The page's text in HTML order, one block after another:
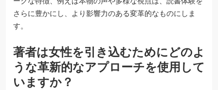
さらに豊かにし、より影響力のある変革的なものにしま
す。
著者は女性を引き込むためにどのよ
うな革新的なアプローチを使用して
いますか？